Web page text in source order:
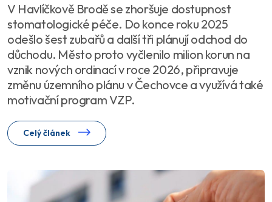
V Havlíčkově Brodě se zhoršuje dostupnost
stomatologické péče. Do konce roku 2025
odešlo šest zubařů a další tři plánují odchod do
důchodu. Město proto vyčlenilo milion korun na
vznik nových ordinací v roce 2026, připravuje
změnu územního plánu v Čechovce a využívá také
motivační program VZP.
Celý článek